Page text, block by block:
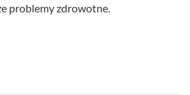
problemy zdrowotne.